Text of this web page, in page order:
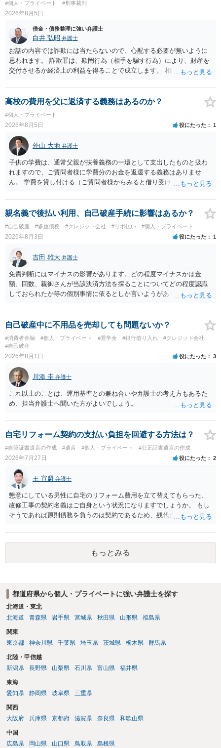
#個人・プライベート #刑事裁判
2026年8月5日
借金・債務整理に強い弁護士
白井 弘昭 弁護士
お話の内容では詐欺には当たらないので、心配する必要が無いように
思われます。 詐欺罪は、欺罔行為（相手を騙す行為）により、財産を
交付させるか経済上の利益を得ることで成立します。 相談者さんは、
ので、詐欺罪の実行行為性が無く罪に問うことはできません。 おそら
く、相手が真実を話せば警察も取り合わないと思いますが、虚偽の内
容を述べた場合は、捜査はあるかもしれません。 ただし、捜査におい
て、真実を説明すれば、「ちゃんと返しなさいよ」程度の注意で済む
ことだと思われます。 また、返せるお金が無いのであれば、返せない
のは致し方ありません。真摯に分割して支払うことを相手に告げてい
くのみでしょう。 以上、ご参考まで。
高校の費用を父に返済する義務はあるのか？
#個人・プライベート
2026年8月5日 役にたった 1
外山 大地 弁護士
子供の学費は、通常父親が扶養義務の一環として支出したものと扱わ
れますので、ご質問者様に学費分のお金を返還する義務はありませ
ん。 学費を貸し付ける（ご質問者様からみると借り受ける）といった
ょう。
親名義で後払い利用、自己破産手続に影響はあるか？
#自己破産 #多重債務 #クレジット会社 #リボ払い #個人・プライベート
2026年8月3日 役にたった 1
吉田 雄大 弁護士
免責判断にはマイナスの影響があります。どの程度マイナスかは金
額、回数、親御さんが当該決済方法を採ることについてどの程度認識
しておられたか等の個別事情に依るとしか言いようがありません。 と
なって相談し、善後策を考えることをお勧めします。
自己破産中に不用品を売却しても問題ないか？
#消費者金融 #個人・プライベート #奨学金 #銀行借り入れ
#クレジット会社
#自己破産
2026年8月1日 役にたった 3
川添 圭 弁護士
これ以上のことは、運用基準との兼ね合いや弁護士の考え方もあるた
め、担当弁護士へ聞いた方がよいでしょう。
自宅リフォーム契約の支払い負担を回避する方法は？
#自筆証書遺言の作成 #遺言 #個人・プライベート #公正証書遺言の作成
2026年7月27日 役にたった 2
王 宣麟 弁護士
懇意にしている男性に自宅のリフォーム費用を立て替えてもらった、
改修工事の契約名義はご自身という状況になりますでしょうか。 もし
そうであれば原則債務を負うのは契約であるため、残代金を捻出して
ます。 入籍した場合でも、原則契約者が単独で全ての債務を負うこと
には変わりがありません。 なかなか対応に難しい案件であり、公開の
場でアドバイスを行うのも限界があるように思われますので、資料等
を持参のうえ個別に弁護士に相談されることをお勧めします。
もっとみる
都道府県から個人・プライベートに強い弁護士を探す
北海道・東北
北海道
青森県 岩手県 宮城県 秋田県 山形県 福島県
関東
東京都
神奈川県 千葉県 埼玉県 茨城県 栃木県 群馬県
北陸・甲信越
新潟県
長野県 山梨県 石川県 富山県 福井県
東海
愛知県
静岡県 岐阜県 三重県
関西
大阪府
兵庫県 京都府 滋賀県 奈良県 和歌山県
中国
広島県
岡山県 山口県 鳥取県 島根県